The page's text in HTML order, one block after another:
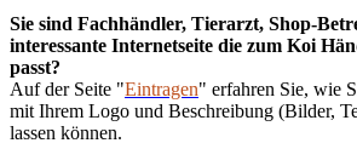
Sie sind Fachhändler, Tierarzt, Shop-
interessante Internetseite die zum Koi
passt?
Auf der Seite "Eintragen" erfahren Sie, wie
mit Ihrem Logo und Beschreibung (Bilder,
lassen können.